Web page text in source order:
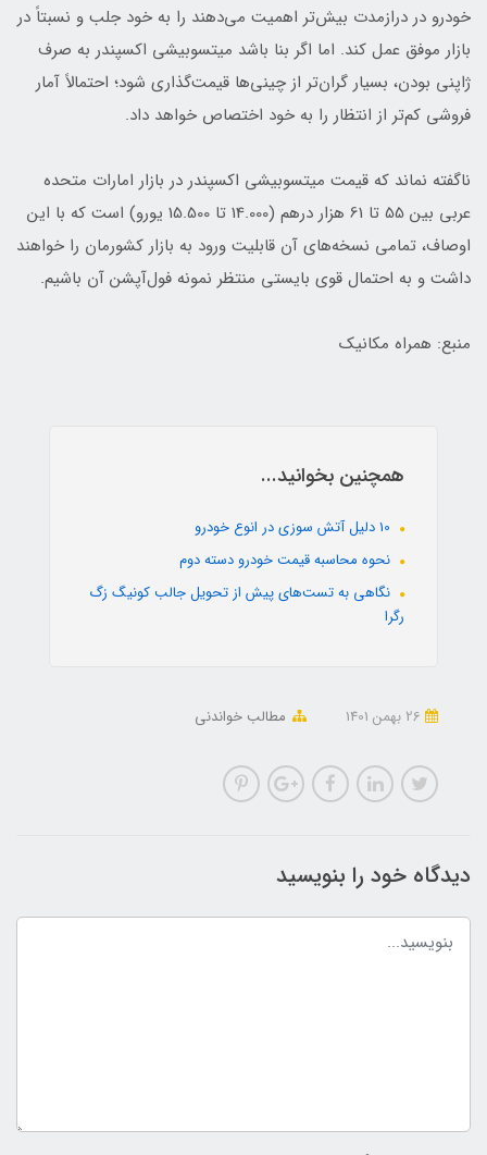
خودرو در درازمدت بیش‌تر اهمیت می‌دهند را به خود جلب و نسبتاً در
بازار موفق عمل کند. اما اگر بنا باشد میتسوبیشی اکسپندر به صرف
ژاپنی بودن، بسیار گران‌تر از چینی‌ها قیمت‌گذاری شود؛ احتمالاً آمار
فروشی کم‌تر از انتظار را به خود اختصاص خواهد داد.
ناگفته نماند که قیمت میتسوبیشی اکسپندر در بازار امارات متحده
عربی بین 55 تا 61 هزار درهم (14.000 تا 15.500 یورو) است که با این
اوصاف، تمامی نسخه‌های آن قابلیت ورود به بازار کشورمان را خواهند
داشت و به احتمال قوی بایستی منتظر نمونه فول‌آپشن آن باشیم.
منبع: همراه مکانیک
همچنین بخوانید...
نحوه محاسبه قیمت خودرو دسته دوم
نگاهی به تست‌های پیش از تحویل جالب کونیگ زگ
رگرا
مطالب خواندنی
دیدگاه خود را بنویسید